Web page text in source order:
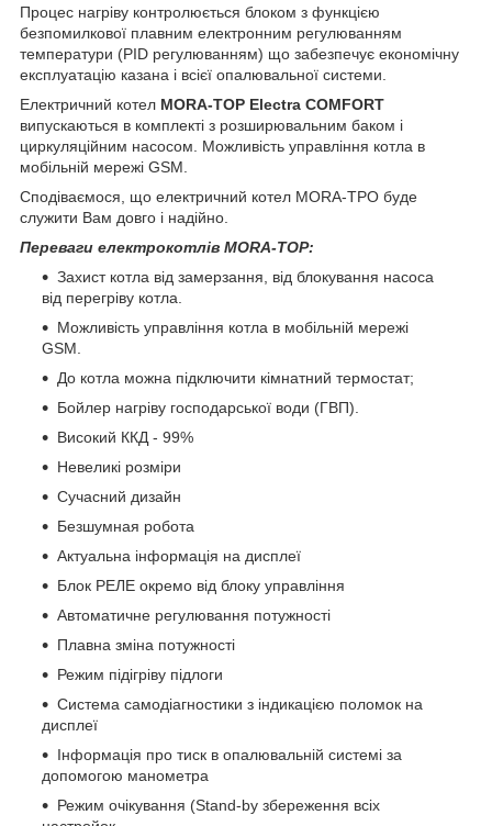
Процес нагріву контролюється блоком з функцією
безпомилкової плавним електронним регулюванням
температури (PID регулюванням) що забезпечує економічну
експлуатацію казана і всієї опалювальної системи.
Електричний котел MORA-TOP Electra COMFORT
випускаються в комплекті з розширювальним баком і
циркуляційним насосом. Можливість управління котла в
мобільній мережі GSM.
Сподіваємося, що електричний котел MORA-ТРО буде
служити Вам довго і надійно.
Переваги електрокотлів MORA-TOP:
Захист котла від замерзання, від блокування насоса
від перегріву котла.
Можливість управління котла в мобільній мережі
GSM.
До котла можна підключити кімнатний термостат;
Бойлер нагріву господарської води (ГВП).
Високий ККД - 99%
Невеликі розміри
Сучасний дизайн
Безшумная робота
Актуальна інформація на дисплеї
Блок РЕЛЕ окремо від блоку управління
Автоматичне регулювання потужності
Плавна зміна потужності
Режим підігріву підлоги
Система самодіагностики з індикацією поломок на
дисплеї
Інформація про тиск в опалювальній системі за
допомогою манометра
Режим очікування (Stand-by збереження всіх